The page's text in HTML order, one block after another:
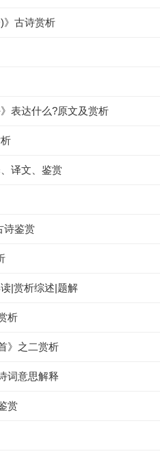
古诗赏析
表达什么?原文及赏析
译文、鉴赏
诗鉴赏
|赏析综述|题解
析
》之二赏析
词意思解释
赏